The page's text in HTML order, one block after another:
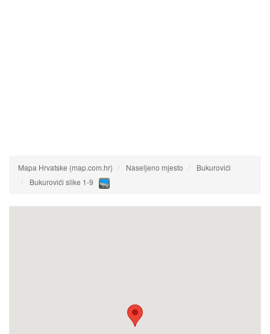
Mapa Hrvatske (map.com.hr) Naseljeno mjesto
Bukurovići
Bukurovići slike 1-9